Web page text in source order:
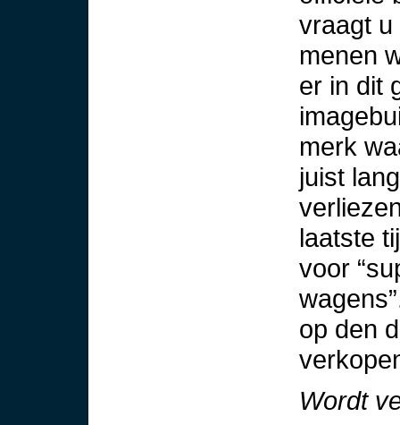
vraagt u
menen
er in dit
merk
juist
laatste
voor
op den
Wordt